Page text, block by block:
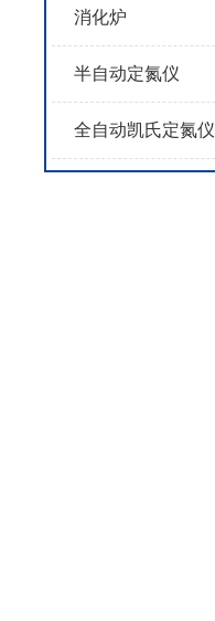
消化炉
半自动定氮仪
全自动凯氏定氮仪